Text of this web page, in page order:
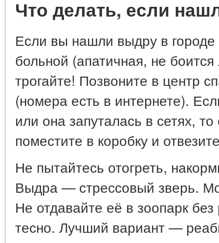
Что делать, если
Если вы нашли выдру в
больной (апатичная, не
трогайте! Позвоните в центр
(номера есть в интернете).
или она запуталась в сетях,
поместите в коробку и
Не пытайтесь отогреть,
Выдра — стрессовый зверь.
Не отдавайте её в зоопарк
тесно. Лучший вариант —